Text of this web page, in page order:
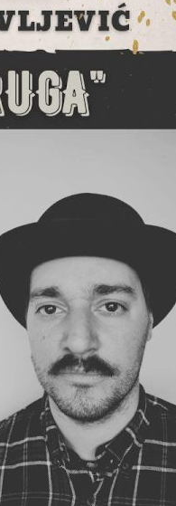
28.09.2022.
slatina.net